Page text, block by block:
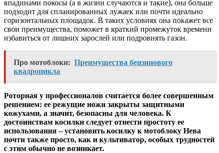
впадинами покосы (а в жизни случаются и такие), она больше
подходит для спланированных лужаек или почти идеально
горизонтальных площадок. В таких условиях она покажет все
свои преимущества, поможет в краткий промежуток времени
избавиться от лишних зарослей или подровнять газон.
Про мотоблоки: Преимущества бензинового
квадроцикла
Роторная у профессионалов считается более совершенным
решением: ее режущие ножи закрыты защитными
кожухами, а значит, безопасны для человека. К
достоинствам косилки следует отнести простоту ее
использования – установить косилку к мотоблоку Нева
почти также просто, как и культиватор, особых трудностей
с этим обычно не возникает.